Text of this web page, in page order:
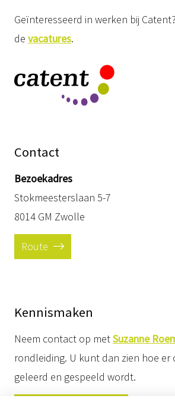
Geïnteresseerd in werken bij
de vacatures.
Contact
Bezoekadres
Stokmeesterslaan 5-7
8014 GM Zwolle
Route
Kennismaken
Neem contact op metSuzanne
rondleiding. U kunt dan zien hoe er
geleerd en gespeeld wordt.